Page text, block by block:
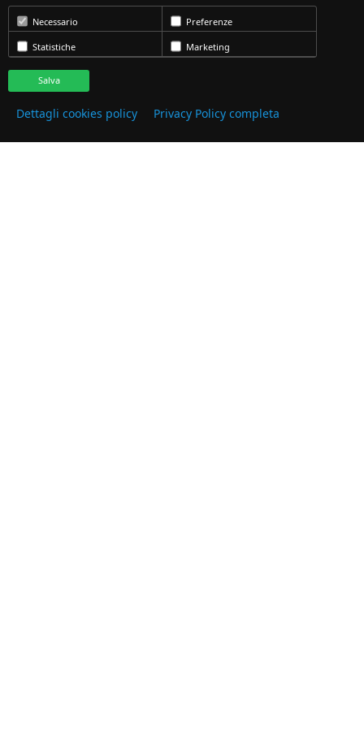
Necessario Preferenze
Statistiche Marketing
Salva
Dettagli cookies policy Privacy Policy completa